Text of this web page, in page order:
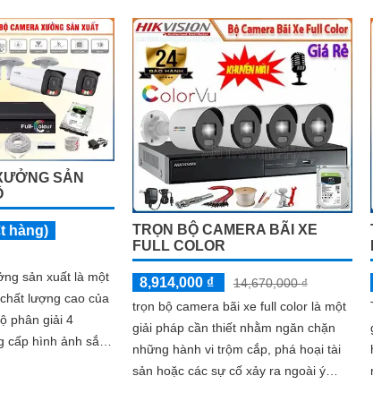
SẢN
hàng)
sản xuất là một
lượng cao của
cấp hình ảnh sắc
TRỌN BỘ CAMERA BÃI XE
FULL COLOR
8,914,000 ₫
14,670,000 ₫
trọn bộ camera bãi xe full color là một
giải pháp cần thiết nhằm ngăn chặn
những hành vi trộm cắp, phá hoại tài
sản hoặc các sự cố xảy ra ngoài ý